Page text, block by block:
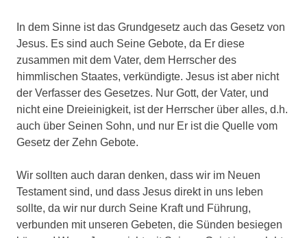
In dem Sinne ist das Grundgesetz auch das Gesetz von
Jesus. Es sind auch Seine Gebote, da Er diese
zusammen mit dem Vater, dem Herrscher des
himmlischen Staates, verkündigte. Jesus ist aber nicht
der Verfasser des Gesetzes. Nur Gott, der Vater, und
nicht eine Dreieinigkeit, ist der Herrscher über alles, d.h.
auch über Seinen Sohn, und nur Er ist die Quelle vom
Gesetz der Zehn Gebote.
Wir sollten auch daran denken, dass wir im Neuen
Testament sind, und dass Jesus direkt in uns leben
sollte, da wir nur durch Seine Kraft und Führung,
verbunden mit unseren Gebeten, die Sünden besiegen